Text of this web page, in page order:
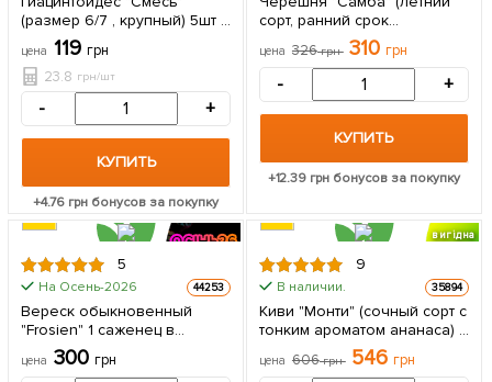
5шт
(размер 6/7 , крупный) 5шт в
упаковке
цена 119грн
23.8 грн/шт
- +
КУПИТЬ
+4.76 грн бонусов за покупку
сорт, ранний срок
созревания) 1 саженец в
упаковке
цена 326грн 310 грн
- +
КУПИТЬ
+12.39 грн бонусов за покупку
5
На Осень-2026 44253
Вереск обыкновенный
"Frosien" 1 саженец в
упаковке
цена 300грн
вигідна
9
В наличии. 35894
Киви "Монти" (сочный сорт с
тонким ароматом ананаса) 1
саженец в упаковке
цена 606грн 546 грн